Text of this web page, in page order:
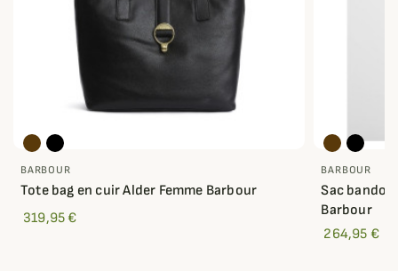
BARBOUR
Tote bag en cuir Alder Femme Barbour
319,95 €
BARBOUR
Sac
Barbour
264,95 €